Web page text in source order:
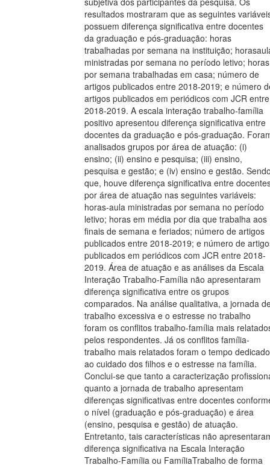
resultados mostraram que as seguintes
possuem diferença significativa entre docentes
da graduação e pós-graduação: horas
trabalhadas por semana na instituição;
ministradas por semana no período letivo; horas
por semana trabalhadas em casa; número de
artigos publicados entre 2018-2019; e número
artigos publicados em periódicos com JCR entre
2018-2019. A escala interação trabalho-família
positivo apresentou diferença significativa entre
docentes da graduação e pós-graduação.
analisados grupos por área de atuação: (i)
ensino; (ii) ensino e pesquisa; (iii) ensino,
pesquisa e gestão; e (iv) ensino e gestão.
que, houve diferença significativa entre
por área de atuação nas seguintes variáveis:
horas-aula ministradas por semana no período
letivo; horas em média por dia que trabalha aos
finais de semana e feriados; número de artigos
publicados entre 2018-2019; e número de
publicados em periódicos com JCR entre 2018-
2019. Área de atuação e as análises da Escala
Interação Trabalho-Família não apresentaram
diferença significativa entre os grupos
comparados. Na análise qualitativa, a jornada
trabalho excessiva e o estresse no trabalho
foram os conflitos trabalho-família mais
pelos respondentes. Já os conflitos família-
trabalho mais relatados foram o tempo dedicado
ao cuidado dos filhos e o estresse na família.
Conclui-se que tanto a caracterização
quanto a jornada de trabalho apresentam
diferenças significativas entre docentes
o nível (graduação e pós-graduação) e área
(ensino, pesquisa e gestão) de atuação.
Entretanto, tais características não
diferença significativa na Escala Interação
Trabalho-Família ou FamíliaTrabalho de forma